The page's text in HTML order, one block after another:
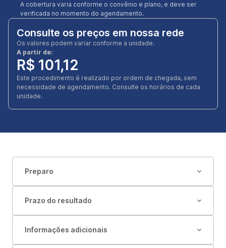
A cobertura varia conforme o convênio e plano, e deve ser
verificada no momento do agendamento.
Consulte os preços em nossa rede
Os valores podem variar conforme a unidade.
A partir de:
R$ 101,12
Este procedimento é realizado por ordem de chegada, sem
necessidade de agendamento. Consulte os horários de cada
unidade.
Preparo
Prazo do resultado
Informações adicionais